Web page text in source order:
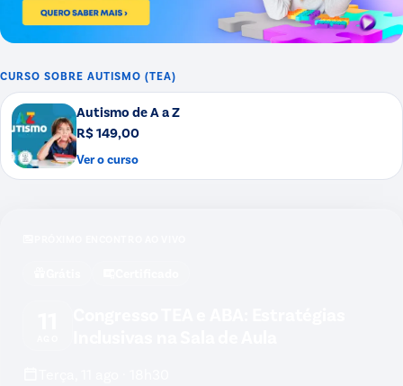
CURSO SOBRE AUTISMO (TEA)
Autismo de A a Z
R$ 149,00
Ver o curso